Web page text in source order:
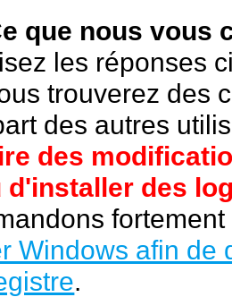
que nous vous
les réponses
trouverez des
des autres
des
d'installer des
Windows afin de
.